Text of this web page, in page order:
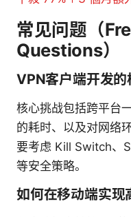
常见问题（
Questions）
VPN客户端开发的
核心挑战包括跨平台
的耗时、以及对网络
要考虑 Kill Switch、
等安全策略。
如何在移动端实现